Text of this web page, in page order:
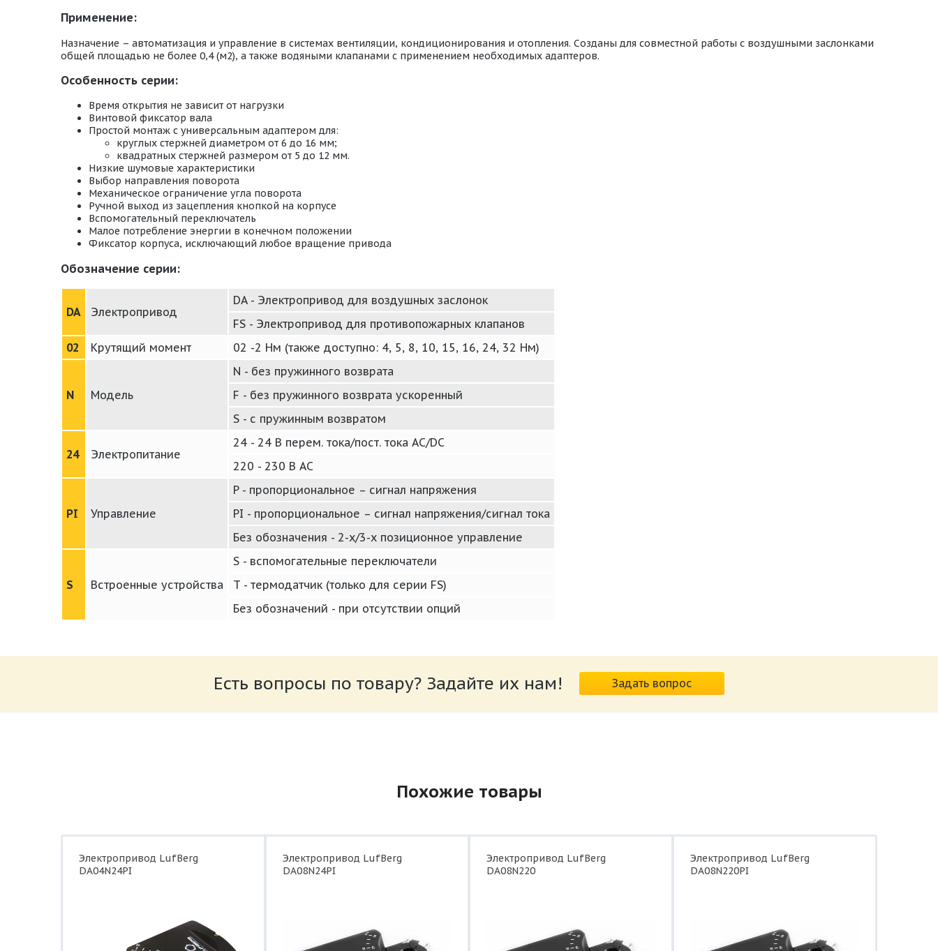
Применение:
Назначение – автоматизация и управление в системах вентиляции, кондиционирования и отопления. Созданы для совместной работы с воздушными заслонками
общей площадью не более 0,4 (м2), а также водяными клапанами с применением необходимых адаптеров.
Особенность серии:
Время открытия не зависит от нагрузки
Винтовой фиксатор вала
Простой монтаж с универсальным адаптером для:
круглых стержней диаметром от 6 до 16 мм;
квадратных стержней размером от 5 до 12 мм.
Низкие шумовые характеристики
Выбор направления поворота
Механическое ограничение угла поворота
Ручной выход из зацепления кнопкой на корпусе
Вспомогательный переключатель
Малое потребление энергии в конечном положении
Фиксатор корпуса, исключающий любое вращение привода
Обозначение серии:
DA Электропривод
DA - Электропривод для воздушных заслонок
FS - Электропривод для противопожарных клапанов
02
Крутящий момент 02 -2 Нм (также доступно: 4, 5, 8, 10, 15, 16, 24, 32 Нм)
N Модель
N - без пружинного возврата
F - без пружинного возврата ускоренный
S - с пружинным возвратом
24 Электропитание
24 - 24 В перем. тока/пост. тока AC/DC
220 - 230 В AC
PI Управление
P - пропорциональное – сигнал напряжения
PI - пропорциональное – сигнал напряжения/сигнал тока
Без обозначения - 2-х/3-х позиционное управление
S Встроенные устройства
S - вспомогательные переключатели
T - термодатчик (только для серии FS)
Без обозначений - при отсутствии опций
Размер: 1007.67 Кб
Руководство_по_монтажу_Lufberg_электропривод_DA08N_DA16N_DA24N_DA32N.pdf
Есть вопросы по товару? Задайте их нам! Задать вопрос
Похожие товары
Электропривод LufBerg
DA04N24PI
Электропривод LufBerg
DA08N24PI
Электропривод LufBerg
DA08N220
Электропривод LufBerg
DA08N220PI